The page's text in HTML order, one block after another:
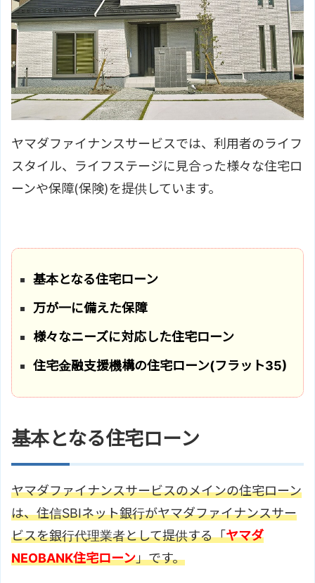
ヤマダファイナンスサービスでは、利用者のライフ
スタイル、ライフステージに見合った様々な住宅ロ
ーンや保障(保険)を提供しています。
基本となる住宅ローン
万が一に備えた保障
様々なニーズに対応した住宅ローン
住宅金融支援機構の住宅ローン(フラット35)
基本となる住宅ローン
ヤマダファイナンスサービスのメインの住宅ローン
は、住信SBIネット銀行がヤマダファイナンスサー
ビスを銀行代理業者として提供する「ヤマダ
NEOBANK住宅ローン」です。